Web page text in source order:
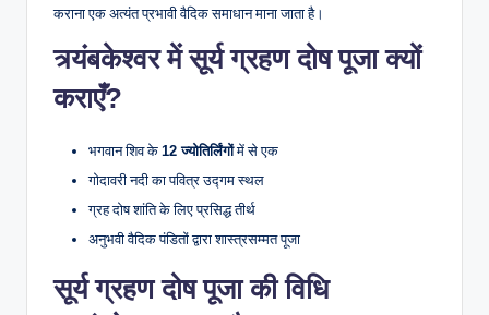
कराना एक अत्यंत प्रभावी वैदिक समाधान माना जाता है।
त्र्यंबकेश्वर में सूर्य ग्रहण दोष पूजा क्यों
कराएँ?
भगवान शिव के 12 ज्योतिर्लिंगोंमें से एक
गोदावरी नदी का पवित्र उद्गम स्थल
ग्रह दोष शांति के लिए प्रसिद्ध तीर्थ
अनुभवी वैदिक पंडितों द्वारा शास्त्रसम्मत पूजा
सूर्य ग्रहण दोष पूजा की विधि